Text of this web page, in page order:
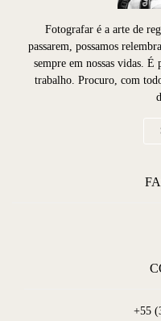
Fotografar é a arte de
passarem, possamos
sempre em nossas vidas. É
trabalho. Procuro, com
+55